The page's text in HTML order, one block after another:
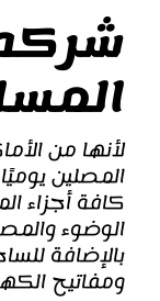
لأنها من
المصلين
كافة أجزاء
الوضوء
بالإضافة
ومفاتيح